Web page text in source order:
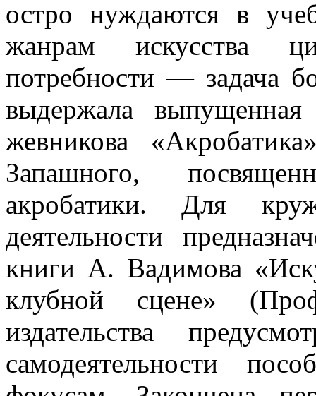
остро нуждаются в
жан­рам искусства
потребности — задача
выдержала
жевникова
Запашного,
акробатики. Для
деятельности
книги А. Вадимова
клубной сцене»
издательства
самодеятель­ности